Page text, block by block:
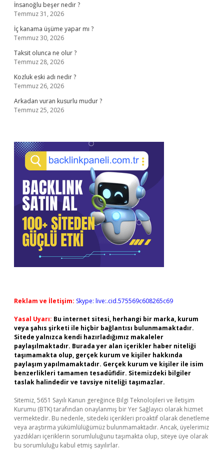
İnsanoğlu beşer nedir ?
Temmuz 31, 2026
İç kanama üşüme yapar mı ?
Temmuz 30, 2026
Taksit olunca ne olur ?
Temmuz 28, 2026
Kozluk eski adı nedir ?
Temmuz 26, 2026
Arkadan vuran kusurlu mudur ?
Temmuz 25, 2026
Reklam ve İletişim: Skype: live:.cid.575569c608265c69
Yasal Uyarı: Bu internet sitesi, herhangi bir marka, kurum
veya şahıs şirketi ile hiçbir bağlantısı bulunmamaktadır.
Sitede yalnızca kendi hazırladığımız makaleler
paylaşılmaktadır. Burada yer alan içerikler haber niteliği
taşımamakta olup, gerçek kurum ve kişiler hakkında
paylaşım yapılmamaktadır. Gerçek kurum ve kişiler ile isim
benzerlikleri tamamen tesadüfidir. Sitemizdeki bilgiler
taslak halindedir ve tavsiye niteliği taşımazlar.
Sitemiz, 5651 Sayılı Kanun gereğince Bilgi Teknolojileri ve İletişim
Kurumu (BTK) tarafından onaylanmış bir Yer Sağlayıcı olarak hizmet
vermektedir. Bu nedenle, sitedeki içerikleri proaktif olarak denetleme
veya araştırma yükümlülüğümüz bulunmamaktadır. Ancak, üyelerimiz
yazdıkları içeriklerin sorumluluğunu taşımakta olup, siteye üye olarak
bu sorumluluğu kabul etmiş sayılırlar.